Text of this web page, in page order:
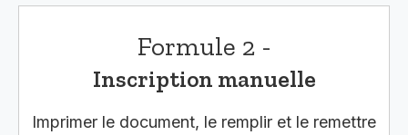
Formule 2 -
Inscription manuelle
Imprimer le document, le remplir et le remettre